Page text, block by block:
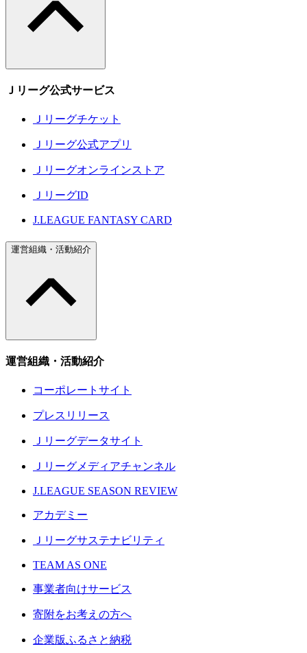
Ｊリーグ公式サービス
Ｊリーグチケット
Ｊリーグ公式アプリ
Ｊリーグオンラインストア
ＪリーグID
J.LEAGUE FANTASY CARD
運営組織・活動紹介
運営組織・活動紹介
コーポレートサイト
プレスリリース
Ｊリーグデータサイト
Ｊリーグメディアチャンネル
J.LEAGUE SEASON REVIEW
アカデミー
Ｊリーグサステナビリティ
TEAM AS ONE
事業者向けサービス
寄附をお考えの方へ
企業版ふるさと納税